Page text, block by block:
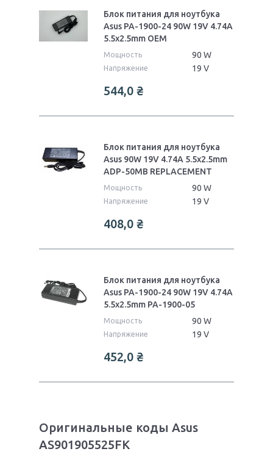
Блок питания для ноутбука
Asus PA-1900-24 90W 19V 4.74A
5.5x2.5mm ОЕМ
Мощность 90 W
Напряжение 19 V
544,0 ₴
Блок питания для ноутбука
Asus 90W 19V 4.74A 5.5x2.5mm
ADP-50MB REPLACEMENT
Мощность 90 W
Напряжение 19 V
408,0 ₴
Блок питания для ноутбука
Asus PA-1900-24 90W 19V 4.74A
5.5x2.5mm PA-1900-05
Мощность 90 W
Напряжение 19 V
452,0 ₴
Оригинальные коды Asus
AS901905525FK